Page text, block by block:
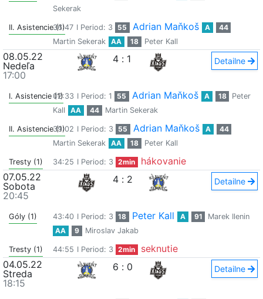
Sekerak
II. Asistencie (1)
36:47 I Period: 3 55 Adrian Maňkoš A
44
Martin Sekerak
AA 18 Peter Kall
08.05.22
Nedeľa
17:00
4 : 1 Detailne
I. Asistencie (1)02:33 I Period: 1 55 Adrian Maňkoš A 18
Peter
Kall
AA 44 Martin Sekerak
II. Asistencie (1)
39:02 I Period: 3 55 Adrian Maňkoš A
44
Martin Sekerak
AA 18 Peter Kall
Tresty (1) 34:25 I Period: 3 2min
hákovanie
07.05.22
Sobota
20:45
4 : 2 Detailne
Góly (1) 43:40 I Period: 3 18 Peter Kall A 91
Marek Ilenin
AA
9 Miroslav Jakab
Tresty (1) 44:55 I Period: 3 2min
seknutie
04.05.22
Streda
18:15
6 : 0 Detailne